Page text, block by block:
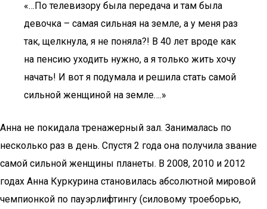
«…По телевизору была передача и там была
девочка – самая сильная на земле, а у меня раз
так, щелкнула, я не поняла?! В 40 лет вроде как
на пенсию уходить нужно, а я только жить хочу
начать! И вот я подумала и решила стать самой
сильной женщиной на земле….»
Анна не покидала тренажерный зал. Занималась по
несколько раз в день. Спустя 2 года она получила звание
самой сильной женщины планеты. В 2008, 2010 и 2012
годах Анна Куркурина становилась абсолютной мировой
чемпионкой по пауэрлифтингу (силовому троеборью,